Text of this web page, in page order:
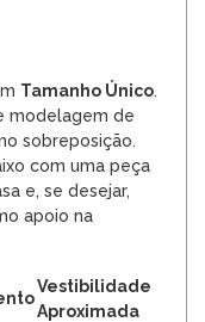
Tamanho Único.
modelagem de
sobreposição.
com uma peça
e, se desejar,
apoio na
Vestibilidade
Aproximada